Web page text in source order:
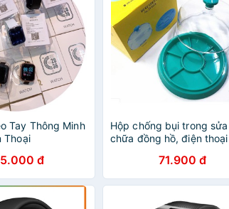
Tay Thông Minh
Thoại
đ
Hộp chống bụi trong sửa
chữa đồng hồ, điện thoại
71.900 đ